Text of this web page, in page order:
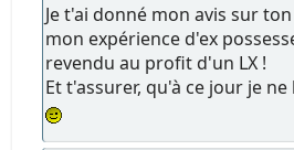
Je t'ai donné mon avis sur
mon expérience d'ex
revendu au profit d'un LX !
Et t'assurer, qu'à ce jour je